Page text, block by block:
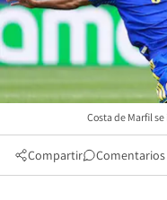
Costa de Marfil
Compartir Comentarios